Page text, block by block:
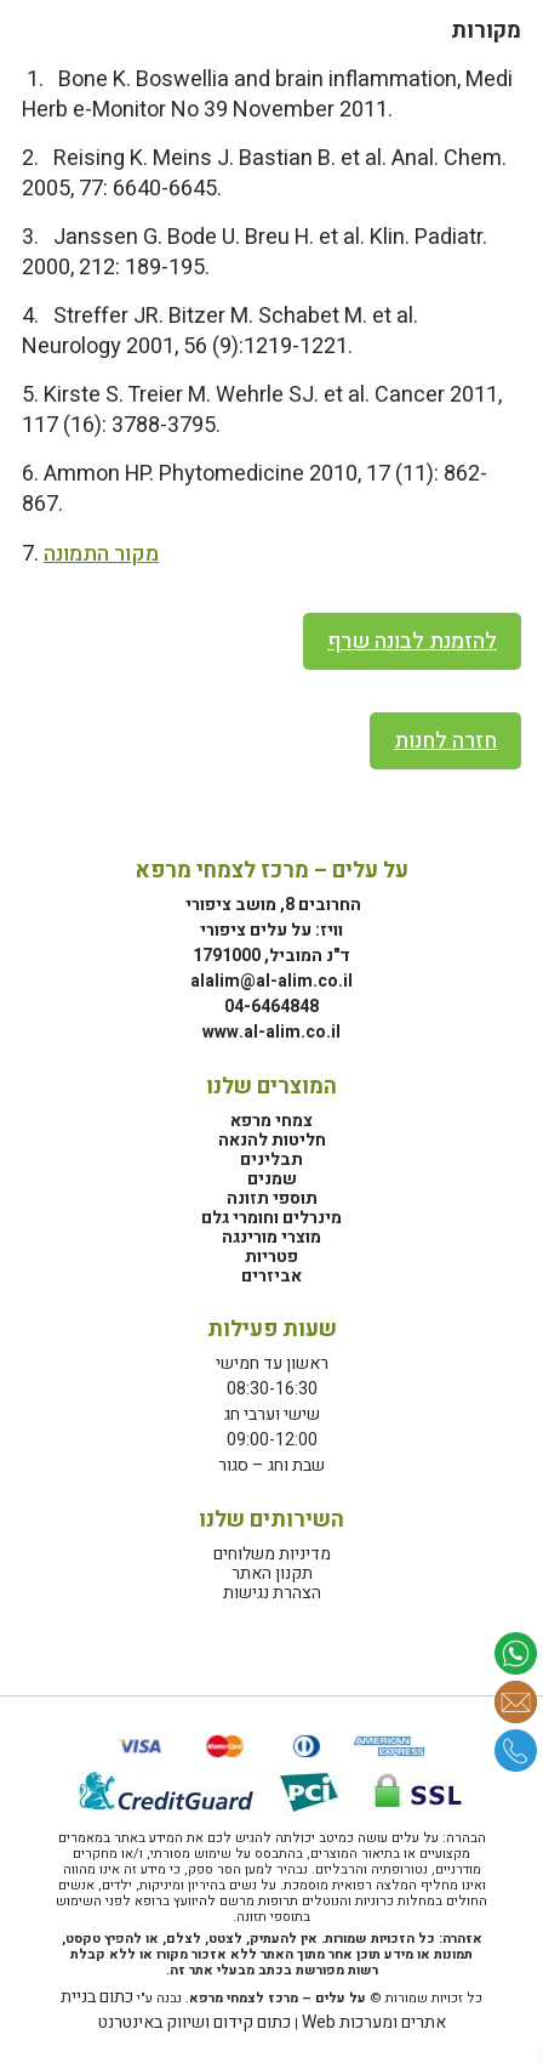
מקורות
1. Bone K. Boswellia and brain inflammation, Medi
Herb e-Monitor No 39 November 2011.
2. Reising K. Meins J. Bastian B. et al. Anal. Chem.
2005, 77: 6640-6645.
3. Janssen G. Bode U. Breu H. et al. Klin. Padiatr.
2000, 212: 189-195.
4. Streffer JR. Bitzer M. Schabet M. et al.
Neurology 2001, 56 (9):1219-1221.
5. Kirste S. Treier M. Wehrle SJ. et al. Cancer 2011,
117 (16): 3788-3795.
6. Ammon HP. Phytomedicine 2010, 17 (11): 862-
867.
7.מקור התמונה
להזמנת לבונה שרף
חזרה לחנות
על עלים – מרכז לצמחי מרפא
החרובים 8, מושב ציפורי
וויז: על עלים ציפורי
ד"נ המוביל, 1791000
alalim@al-alim.co.il
04-6464848
www.al-alim.co.il
המוצרים שלנו
צמחי מרפא
חליטות להנאה
תבלינים
שמנים
תוספי תזונה
מינרלים וחומרי גלם
מוצרי מורינגה
פטריות
אביזרים
שעות פעילות
ראשון עד חמישי
08:30-16:30
שישי וערבי חג
09:00-12:00
שבת וחג – סגור
השירותים שלנו
מדיניות משלוחים
תקנון האתר
הצהרת נגישות
הבהרה: על עלים עושה כמיטב יכולתה להגיש לכם את המידע באתר במאמרים
מקצועיים או בתיאור המוצרים, בהתבסס על שימוש מסורתי, ו/או מחקרים
מודרניים, נטורופתיה והרבליזם. נבהיר למען הסר ספק, כי מידע זה אינו מהווה
ואינו מחליף המלצה רפואית מוסמכת. על נשים בהיריון ומיניקות, ילדים, אנשים
החולים במחלות כרוניות והנוטלים תרופות מרשם להיוועץ ברופא לפני השימוש
בתוספי תזונה.
אזהרה: כל הזכויות שמורות. אין להעתיק, לצטט, לצלם, או להפיץ טקסט,
תמונות או מידע תוכן אחר מתוך האתר ללא אזכור מקורו או ללא קבלת
רשות מפורשת בכתב מבעלי אתר זה.
כל זכויות שמורות © על עלים – מרכז לצמחי מרפא. נבנה ע"יכתום בניית
אתרים ומערכות Web
| כתום קידום ושיווק באינטרנט